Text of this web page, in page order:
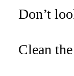
Don’t
Clean